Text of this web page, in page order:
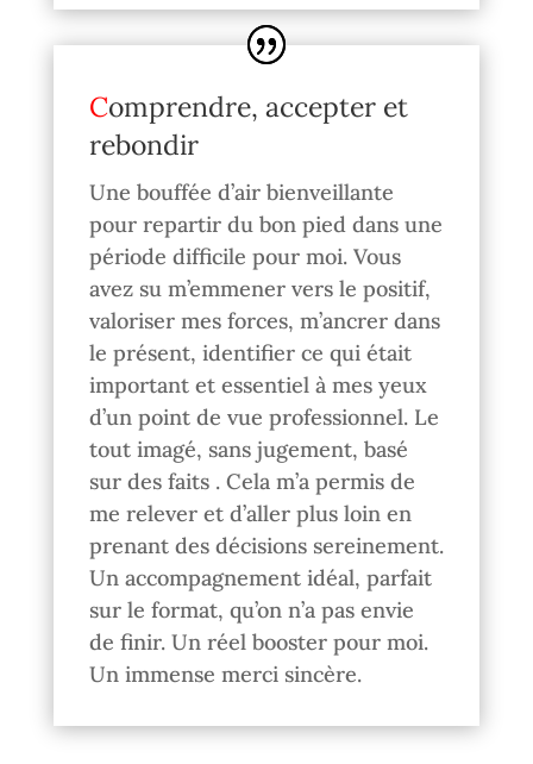
Comprendre, accepter et
rebondir
Une bouffée d’air bienveillante
pour repartir du bon pied dans une
période difficile pour moi. Vous
avez su m’emmener vers le positif,
valoriser mes forces, m’ancrer dans
le présent, identifier ce qui était
important et essentiel à mes yeux
d’un point de vue professionnel. Le
tout imagé, sans jugement, basé
sur des faits . Cela m’a permis de
me relever et d’aller plus loin en
prenant des décisions sereinement.
Un accompagnement idéal, parfait
sur le format, qu’on n’a pas envie
de finir. Un réel booster pour moi.
Un immense merci sincère.